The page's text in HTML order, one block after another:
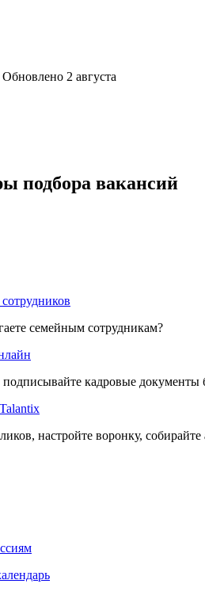
Обновлено 2 августа
подбора вакансий
семейным сотрудникам?
кадровые документы
настройте воронку,